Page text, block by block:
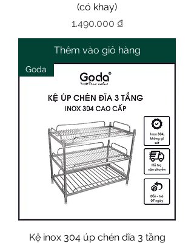
(có khay)
Giá
1.490.000 ₫
Thêm vào giỏ hàng
Goda
Kệ inox 304 úp chén dĩa 3 tầng